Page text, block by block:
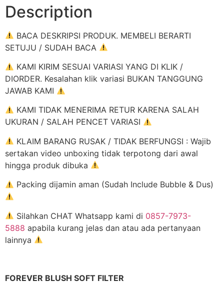
Description
BACA DESKRIPSI PRODUK. MEMBELI BERARTI
SETUJU / SUDAH BACA
KAMI KIRIM SESUAI VARIASI YANG DI KLIK /
DIORDER. Kesalahan klik variasi BUKAN TANGGUNG
JAWAB KAMI
KAMI TIDAK MENERIMA RETUR KARENA SALAH
UKURAN / SALAH PENCET VARIASI
KLAIM BARANG RUSAK / TIDAK BERFUNGSI : Wajib
sertakan video unboxing tidak terpotong dari awal
hingga produk dibuka
Packing dijamin aman (Sudah Include Bubble & Dus)
Silahkan CHAT Whatsapp kami di 0857-7973-
5888 apabila kurang jelas dan atau ada pertanyaan
lainnya
FOREVER BLUSH SOFT FILTER